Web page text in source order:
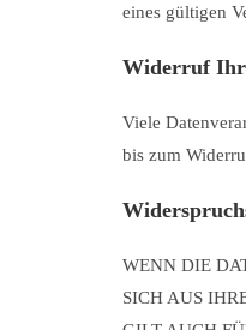
eines gültigen
Widerruf
Viele
bis zum
WENN DIE
SICH AUS